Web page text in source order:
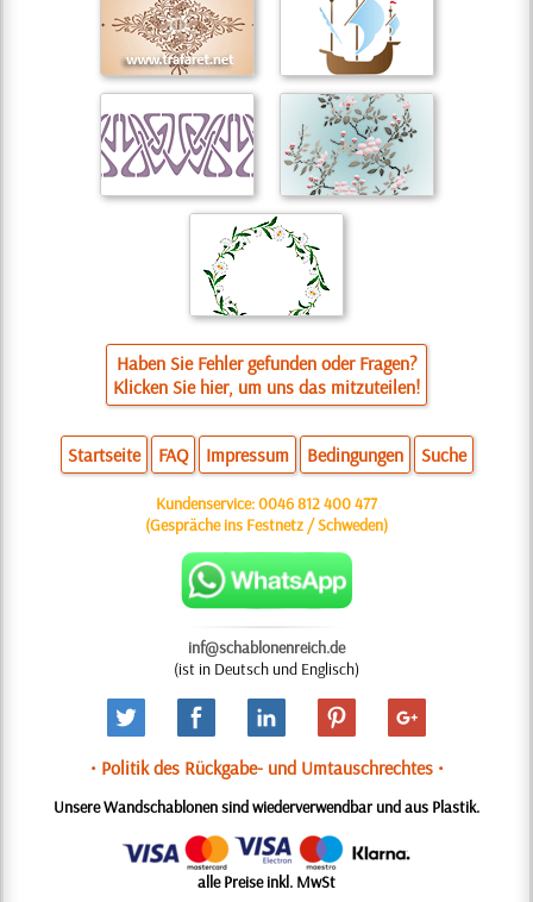
Haben Sie Fehler gefunden oder Fragen?
Klicken Sie hier, um uns das mitzuteilen!
Startseite FAQ Impressum Bedingungen Suche
Kundenservice:0046 812 400 477
(Gespräche ins Festnetz / Schweden)
inf@schablonenreich.de
(ist in Deutsch und Englisch)
• Politik des Rückgabe- und Umtauschrechtes •
Unsere Wandschablonen sind wiederverwendbar und aus Plastik.
alle Preise inkl. MwSt